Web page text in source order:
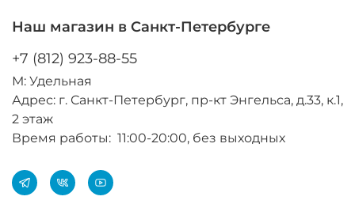
Наш магазин в Санкт-Петербурге
+7 (812) 923-88-55
М: Удельная
Адрес: г. Санкт-Петербург, пр-кт Энгельса, д.33, к.1,
2 этаж
Время работы: 11:00-20:00, без выходных